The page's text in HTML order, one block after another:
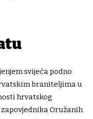
svijeća podno
braniteljima u
hrvatskog
Oružanih